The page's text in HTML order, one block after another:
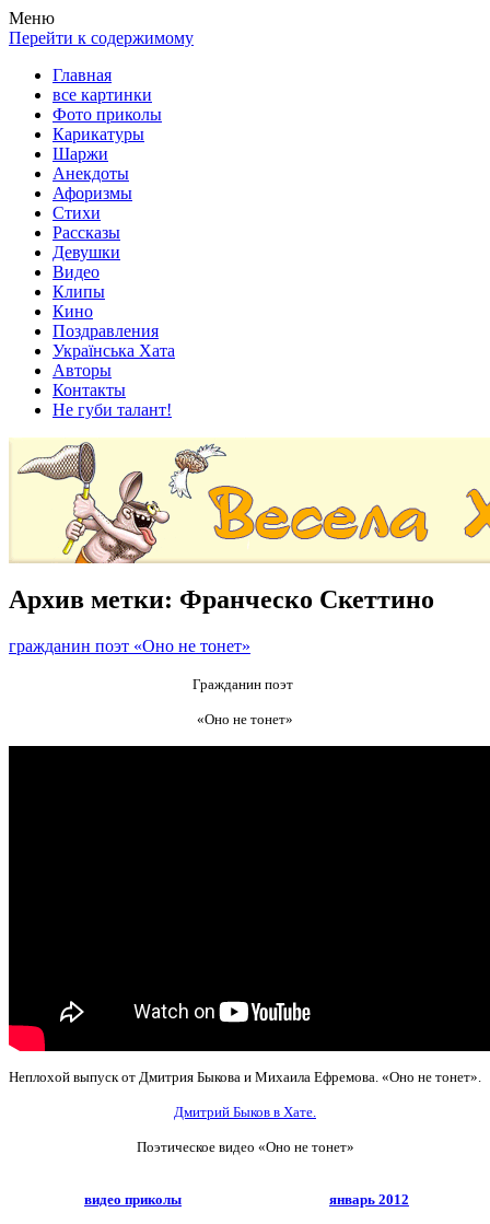
Весела хата — прикольные картинки, смешные истории,
клипы!
Покажем всем ваши фото приколы, карикатуры, шаржи, стихи,
рассказы, видео и песни!
Меню
Перейти к содержимому
Главная
все картинки
Фото приколы
Карикатуры
Шаржи
Анекдоты
Афоризмы
Стихи
Рассказы
Девушки
Видео
Клипы
Кино
Поздравления
Українська Хата
Авторы
Контакты
Не губи талант!
Архив метки: Франческо Скеттино
гражданин поэт «Оно не тонет»
Гражданин поэт
«Оно не тонет»
Неплохой выпуск от Дмитрия Быкова и Михаила Ефремова. «Оно не тонет».
Дмитрий Быков в Хате.
Поэтическое видео «Оно не тонет»
видео приколы январь 2012